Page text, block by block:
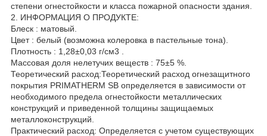
степени огнестойкости и класса пожарной опасности здания.
2. ИНФОРМАЦИЯ О ПРОДУКТЕ:
Блеск : матовый.
Цвет : белый (возможна колеровка в пастельные тона).
Плотность : 1,28±0,03 г/см3 .
Массовая доля нелетучих веществ : 75±5 %.
Теоретический расход:Теоретический расход огнезащитного
покрытия PRIMATHERM SB определяется в зависимости от
необходимого предела огнестойкости металлических
конструкций и приведенной толщины защищаемых
металлоконструкций.
Практический расход: Определяется с учетом существующих